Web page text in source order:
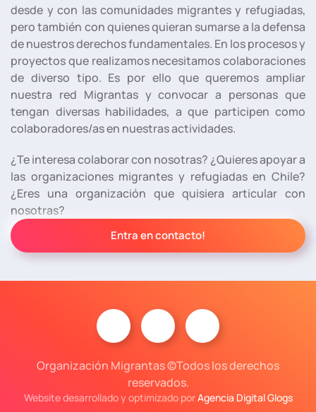
desde y con las comunidades migrantes y refugiadas,
pero también con quienes quieran sumarse a la defensa
de nuestros derechos fundamentales. En los procesos y
proyectos que realizamos necesitamos colaboraciones
de diverso tipo. Es por ello que queremos ampliar
nuestra red Migrantas y convocar a personas que
tengan diversas habilidades, a que participen como
colaboradores/as en nuestras actividades.
¿Te interesa colaborar con nosotras? ¿Quieres apoyar a
las organizaciones migrantes y refugiadas en Chile?
¿Eres una organización que quisiera articular con
nosotras?
Entra en contacto!
Organización Migrantas ©Todos los derechos
reservados.
Website desarrollado y optimizado porAgencia Digital Glogs